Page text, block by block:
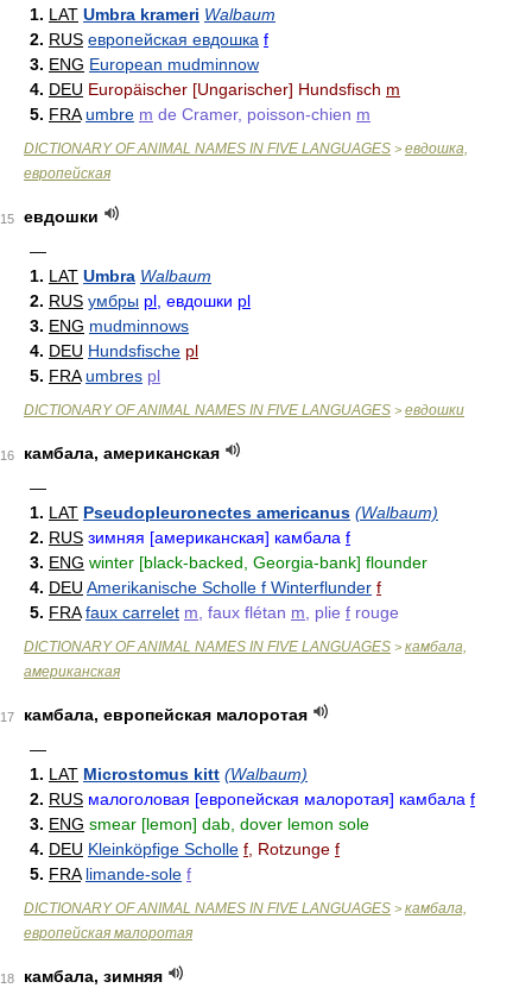
1. LAT Umbra krameri Walbaum
2. RUS европейская евдошка f
3. ENG European mudminnow
4. DEU Europäischer [Ungarischer] Hundsfisch m
5. FRA umbre m de Cramer, poisson-chien m
DICTIONARY OF ANIMAL NAMES IN FIVE LANGUAGES > евдошка,
европейская
15
евдошки
—
1. LAT Umbra Walbaum
2. RUS умбры pl , евдошки pl
3. ENG mudminnows
4. DEU Hundsfische pl
5. FRA umbres pl
DICTIONARY OF ANIMAL NAMES IN FIVE LANGUAGES > евдошки
16
камбала, американская
—
1. LAT Pseudopleuronectes americanus (Walbaum)
2. RUS зимняя [американская] камбала f
3. ENG winter [black-backed, Georgia-bank] flounder
4. DEU Amerikanische Scholle f Winterflunder f
5. FRA faux carrelet m , faux flétan m , plie f rouge
DICTIONARY OF ANIMAL NAMES IN FIVE LANGUAGES > камбала,
американская
17
камбала, европейская малоротая
—
1. LAT Microstomus kitt (Walbaum)
2. RUS малоголовая [европейская малоротая] камбала f
3. ENG smear [lemon] dab, dover lemon sole
4. DEU Kleinköpfige Scholle f , Rotzunge f
5. FRA limande-sole f
DICTIONARY OF ANIMAL NAMES IN FIVE LANGUAGES > камбала,
европейская малоротая
18
камбала, зимняя